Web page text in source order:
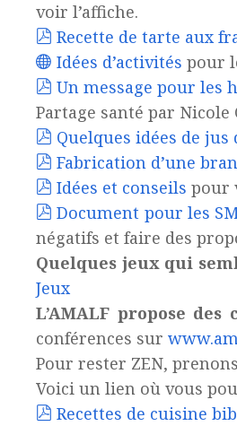
voir l’affiche.
Recette de tarte aux
Idées d’activités pour
Un message pour les
Partage santé par Nicole
Quelques idées de
Fabrication d’une
Idées et conseils pour
Document pour les
négatifs et faire des
Quelques jeux qui
Jeux
L’AMALF propose des
conférences sur
Pour rester ZEN,
Voici un lien où vous
Recettes de cuisine